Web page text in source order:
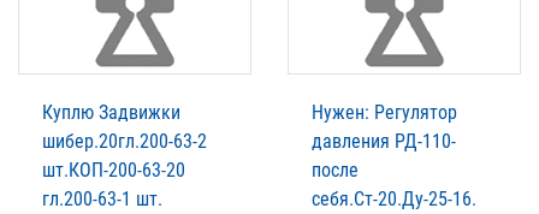
Куплю Задвижки
шибер.20гл.200-63-2
шт.КОП-200-63-20
гл.200-63-1 шт.
Нужен: Регулятор
давления РД-110-
после
себя.Ст-20.Ду-25-16.